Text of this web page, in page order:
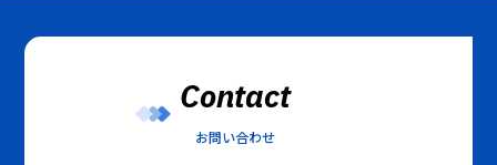
Contact
お問い合わせ